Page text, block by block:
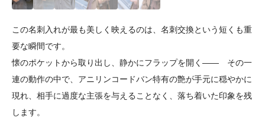
この名刺入れが最も美しく映えるのは、名刺交換という短くも重
要な瞬間です。
懐のポケットから取り出し、静かにフラップを開く―― その一
連の動作の中で、アニリンコードバン特有の艶が手元に穏やかに
現れ、相手に過度な主張を与えることなく、落ち着いた印象を残
します。